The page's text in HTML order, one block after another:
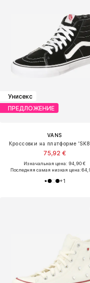
Унисекс
ПРЕДЛОЖЕНИЕ
VANS
Кроссовки на платформе
75,92 €
Изначальная цена: 94,90 €
Последняя самая низкая цена:
+1